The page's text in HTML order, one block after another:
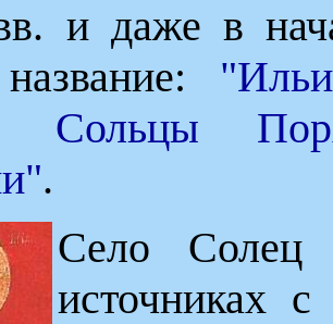
и даже в
Сольцы
.
Село Солец
источниках